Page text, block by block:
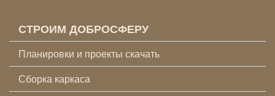
СТРОИМ ДОБРОСФЕРУ
Планировки и проекты скачать
Сборка каркаса